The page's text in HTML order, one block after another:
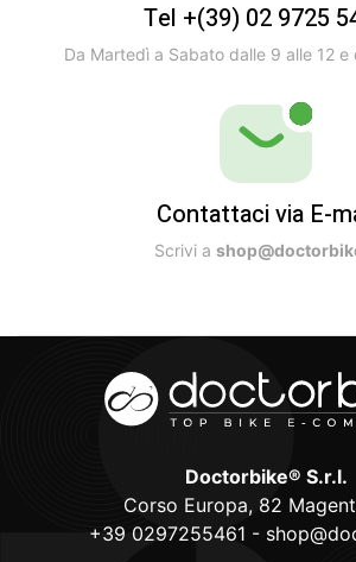
Tel +(39) 02 9725
Da Martedì a Sabato dalle 9 alle 12 e
Contattaci via E-
Scrivi a
Doctorbike® S.r.l.
Corso Europa, 82
+39 0297255461 -